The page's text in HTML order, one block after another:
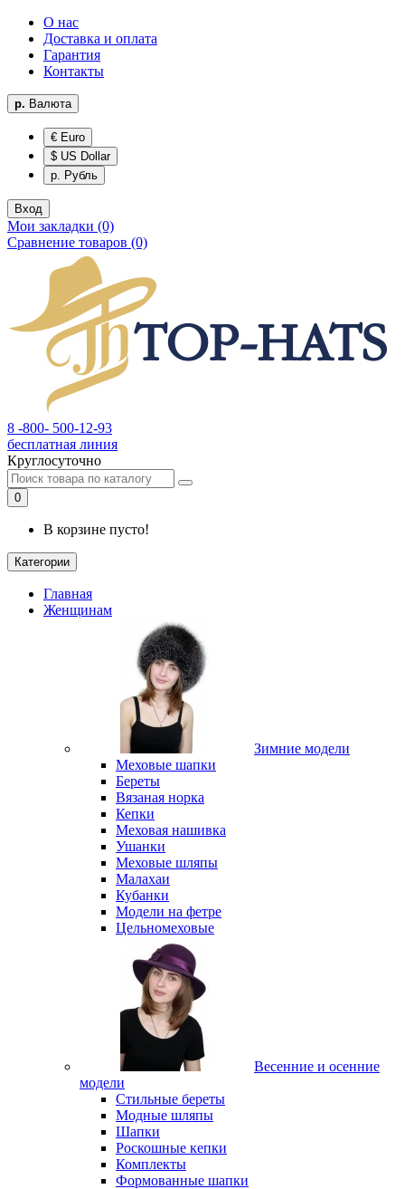
О нас
Доставка и оплата
Гарантия
Контакты
р. Валюта
€ Euro
$ US Dollar
р. Рубль
Вход
Мои закладки (0)
Сравнение товаров (0)
8 -800- 500-12-93
бесплатная линия
Круглосуточно
0
В корзине пусто!
Категории
Главная
Женщинам
Зимние модели
Меховые шапки
Береты
Вязаная норка
Кепки
Меховая нашивка
Ушанки
Меховые шляпы
Малахаи
Кубанки
Модели на фетре
Цельномеховые
Весенние и осенние
модели
Стильные береты
Модные шляпы
Шапки
Роскошные кепки
Комплекты
Формованные шапки